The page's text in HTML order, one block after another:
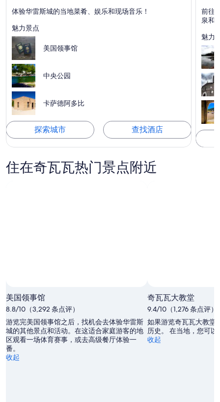
华雷斯城
以用餐、购物和商务而闻名
体验华雷斯城的当地菜肴、娱乐和现场音乐！
魅力景点
美国领事馆
中央公园
卡萨德阿多比
探索城市 查找酒店
博科
以游
前往
泉和
魅力
住在奇瓦瓦热门景点附近
美国领事馆
8.8/10（3,292 条点评）
游览完美国领事馆之后，找机会去体验华雷斯
城的其他景点和活动。在这适合家庭游客的地
区观看一场体育赛事，或去高级餐厅体验一
番。
收起
奇瓦瓦大教堂
9.4/10（1,276 条点评）
如果游览奇瓦瓦大教堂
历史。 在当地，您可
收起